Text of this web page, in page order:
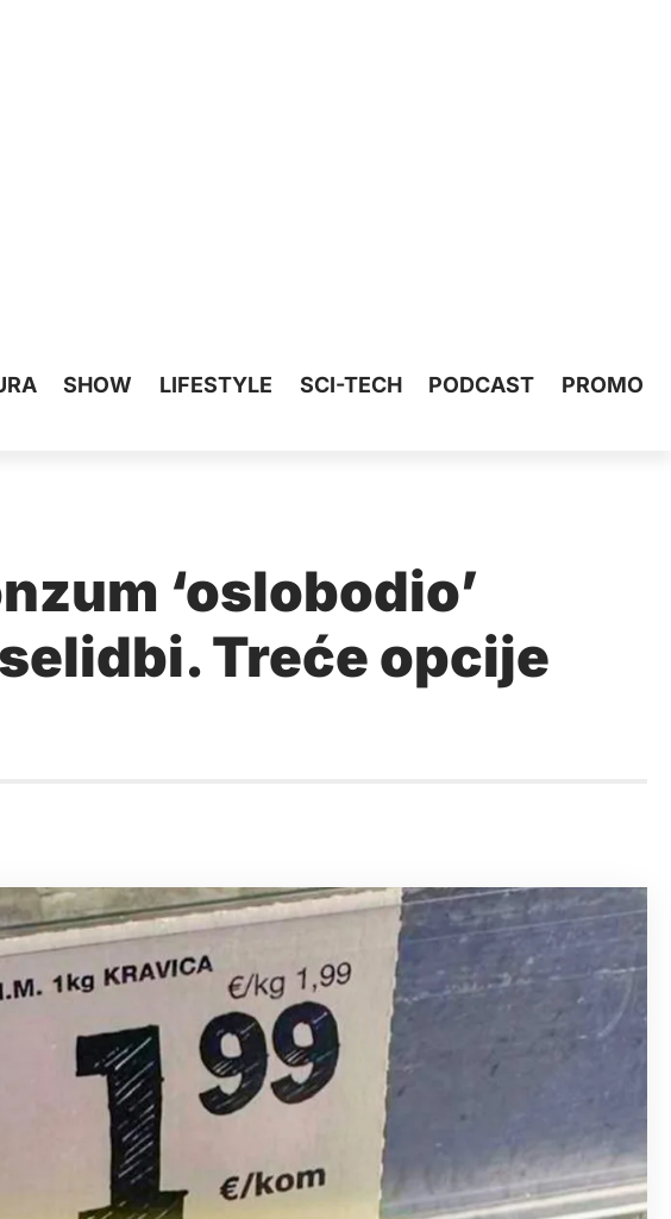
SHOW LIFESTYLE SCI-TECH PODCAST
PROMO
‘oslobodio’
Treće opcije